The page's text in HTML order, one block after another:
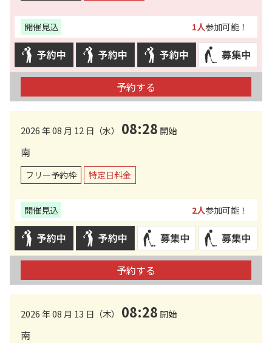
開催見込 1人参加可能！
予約する
2026 年 08 月 12 日（水） 08:28 開始
南
フリー予約枠 特定日料金
開催見込 2人参加可能！
予約する
2026 年 08 月 13 日（木） 08:28 開始
南